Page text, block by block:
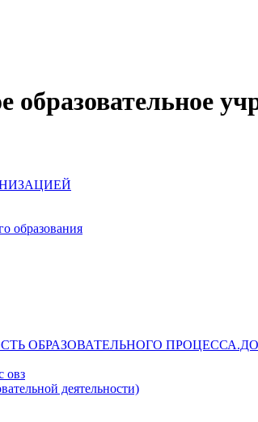
образования
ОБРАЗОВАТЕЛЬНОГО
овз
деятельности)